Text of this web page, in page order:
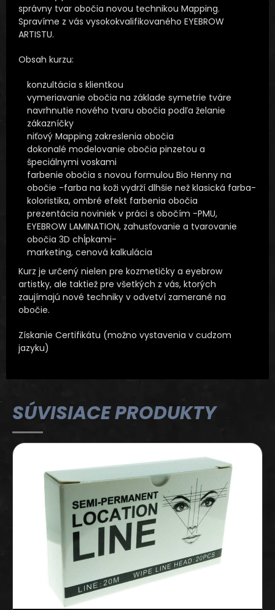
správny tvar obočia novou technikou Mapping.
Spravíme z vás vysokokvalifi­kovaného EYEBROW
ARTISTU.
Obsah kurzu:
konzultácia s klientkou
vymeriavanie obočia na základe symetrie tváre
navrhnutie nového tvaru obočia podľa želanie
zákazníčky
niťový Mapping zakreslenia obočia
dokonalé modelovanie obočia pinzetou a
špeciálnymi voskami
farbenie obočia s novou formulou Bio Henny na
obočie -farba na koži vydrží dlhšie než klasická farba-
koloristika, ombré efekt farbenia obočia
prezentácia noviniek v práci s obočím -PMU,
EYEBROW LAMINATION, zahusťovanie a tvarovanie
obočia 3D chĺpkami-
marketing, cenová kalkulácia
Kurz je určený nielen pre kozmetičky a eyebrow
artistky, ale taktiež pre všetkých z vás, ktorých
zaujímajú nové techniky v odvetví zamerané na
obočie.
Získanie Certifikátu (možno vystavenia v cudzom
jazyku)
SÚVISIACE PRODUKTY